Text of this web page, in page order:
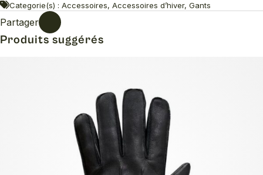
Categorie(s) : Accessoires, Accessoires d’hiver, Gants
Partager
Produits suggérés